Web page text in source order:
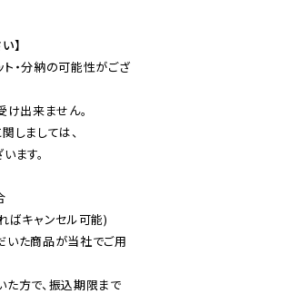
】
・分納の可能性がござ
け出来ません。
しましては、
ます。
ばキャンセル可能)
いた商品が当社でご用
方で、振込期限まで